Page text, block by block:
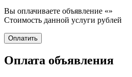
Вы оплачиваете объявление «»
Стоимость данной услуги рублей
Оплата объявления